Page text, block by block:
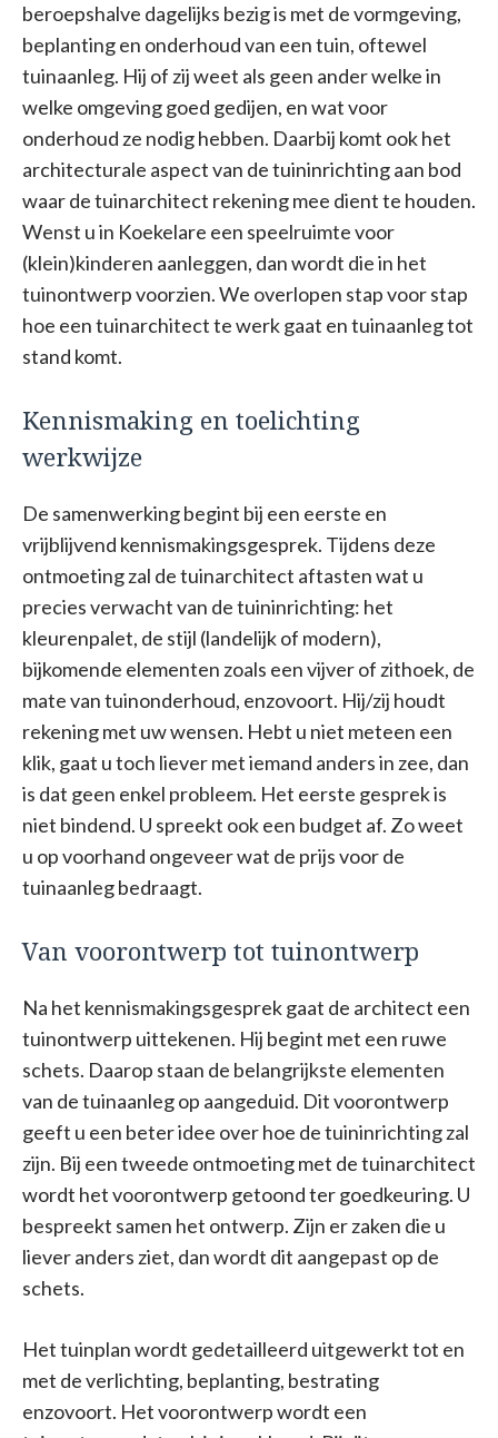
beroepshalve dagelijks bezig is met de vormgeving,
beplanting en onderhoud van een tuin, oftewel
tuinaanleg. Hij of zij weet als geen ander welke in
welke omgeving goed gedijen, en wat voor
onderhoud ze nodig hebben. Daarbij komt ook het
architecturale aspect van de tuininrichting aan bod
waar de tuinarchitect rekening mee dient te houden.
Wenst u in Koekelare een speelruimte voor
(klein)kinderen aanleggen, dan wordt die in het
tuinontwerp voorzien. We overlopen stap voor stap
hoe een tuinarchitect te werk gaat en tuinaanleg tot
stand komt.
Kennismaking en toelichting
werkwijze
De samenwerking begint bij een eerste en
vrijblijvend kennismakingsgesprek. Tijdens deze
ontmoeting zal de tuinarchitect aftasten wat u
precies verwacht van de tuininrichting: het
kleurenpalet, de stijl (landelijk of modern),
bijkomende elementen zoals een vijver of zithoek, de
mate van tuinonderhoud, enzovoort. Hij/zij houdt
rekening met uw wensen. Hebt u niet meteen een
klik, gaat u toch liever met iemand anders in zee, dan
is dat geen enkel probleem. Het eerste gesprek is
niet bindend. U spreekt ook een budget af. Zo weet
u op voorhand ongeveer wat de prijs voor de
tuinaanleg bedraagt.
Van voorontwerp tot tuinontwerp
Na het kennismakingsgesprek gaat de architect een
tuinontwerp uittekenen. Hij begint met een ruwe
schets. Daarop staan de belangrijkste elementen
van de tuinaanleg op aangeduid. Dit voorontwerp
geeft u een beter idee over hoe de tuininrichting zal
zijn. Bij een tweede ontmoeting met de tuinarchitect
wordt het voorontwerp getoond ter goedkeuring. U
bespreekt samen het ontwerp. Zijn er zaken die u
liever anders ziet, dan wordt dit aangepast op de
schets.
Het tuinplan wordt gedetailleerd uitgewerkt tot en
met de verlichting, beplanting, bestrating
enzovoort. Het voorontwerp wordt een